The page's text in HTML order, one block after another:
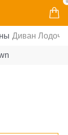
0
Диван